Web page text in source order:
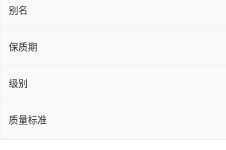
别名
保质期
级别
质量标准